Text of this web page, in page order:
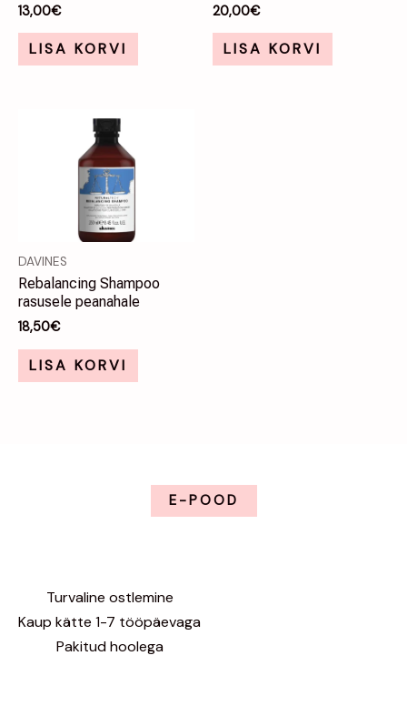
13,00€
LISA KORVI
20,00€
LISA KORVI
DAVINES
Rebalancing Shampoo
rasusele peanahale
18,50€
LISA KORVI
E-POOD
Turvaline ostlemine
Kaup kätte 1-7 tööpäevaga
Pakitud hoolega